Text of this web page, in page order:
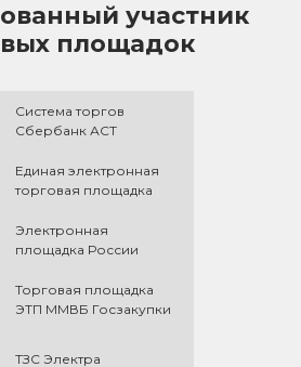
участник
площадок
Система торгов
Сбербанк АСТ
Единая электронная
торговая площадка
Электронная
площадка России
Торговая площадка
ЭТП ММВБ Госзакупки
ТЗС Электра